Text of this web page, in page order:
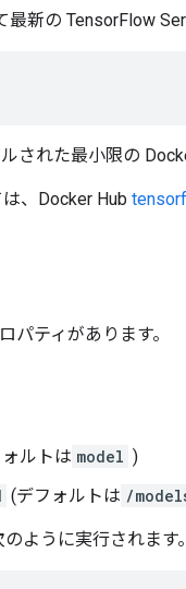
新の TensorFlow
された最小限の
、Docker Hub
パティがあります。
ルトは model )
(デフォルトは /
ように実行されます。